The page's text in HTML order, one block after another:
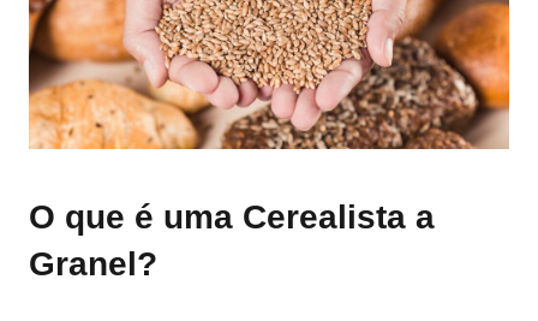
O que é uma Cerealista a
Granel?